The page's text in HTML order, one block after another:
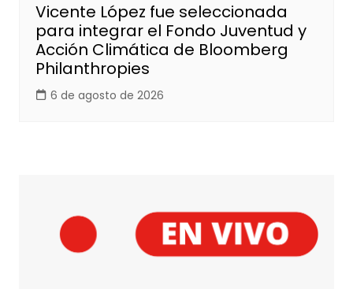
Vicente López fue seleccionada
para integrar el Fondo Juventud y
Acción Climática de Bloomberg
Philanthropies
6 de agosto de 2026